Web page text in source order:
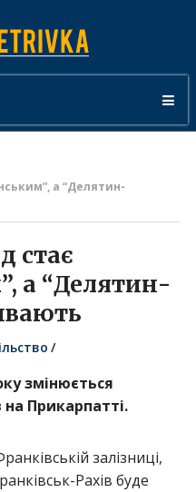
а “Делятин-
стає
а “Делятин-
/
змінюється
на Прикарпатті.
залізниці,
Рахів буде